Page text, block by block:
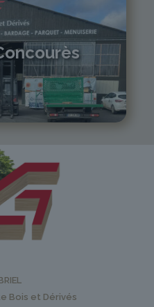
55 83 89
sa.fr
Bois et Dérivés